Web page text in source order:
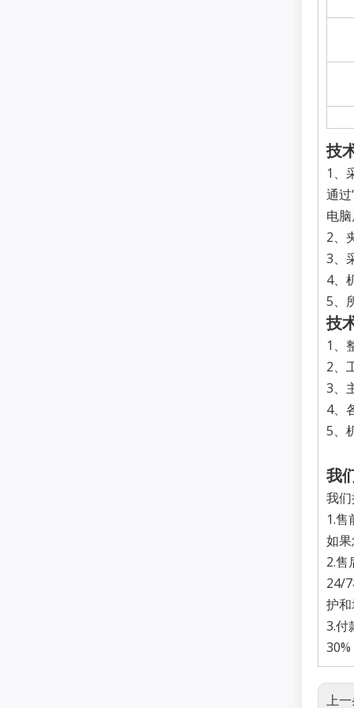
技
1、
通
电
2、
3、
4、
5、
技
1、
2、
3、
4、
5、
我
我
1.售
如
2.售
24/
护
3.付
上